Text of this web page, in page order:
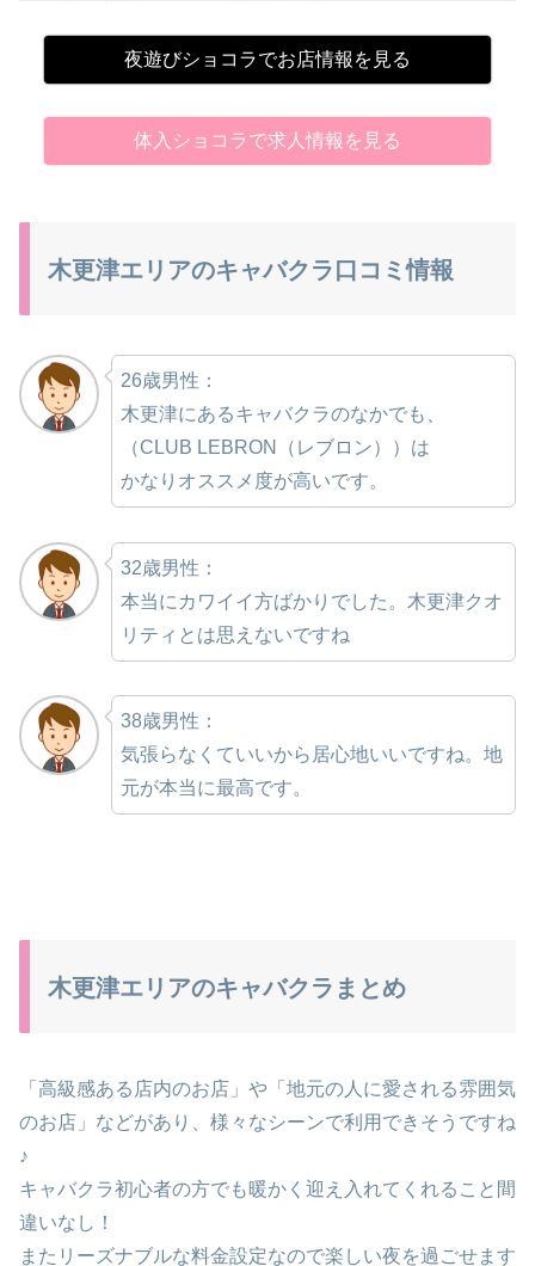
夜遊びショコラでお店情報を見る
体入ショコラで求人情報を見る
木更津エリアのキャバクラ口コミ情報
26歳男性：
木更津にあるキャバクラのなかでも、
（CLUB LEBRON（レブロン））は
かなりオススメ度が高いです。
32歳男性：
本当にカワイイ方ばかりでした。木更津クオ
リティとは思えないですね
38歳男性：
気張らなくていいから居心地いいですね。地
元が本当に最高です。
木更津エリアのキャバクラまとめ
「高級感ある店内のお店」や「地元の人に愛される雰囲気
のお店」などがあり、様々なシーンで利用できそうですね
♪
キャバクラ初心者の方でも暖かく迎え入れてくれること間
違いなし！
またリーズナブルな料金設定なので楽しい夜を過ごせます